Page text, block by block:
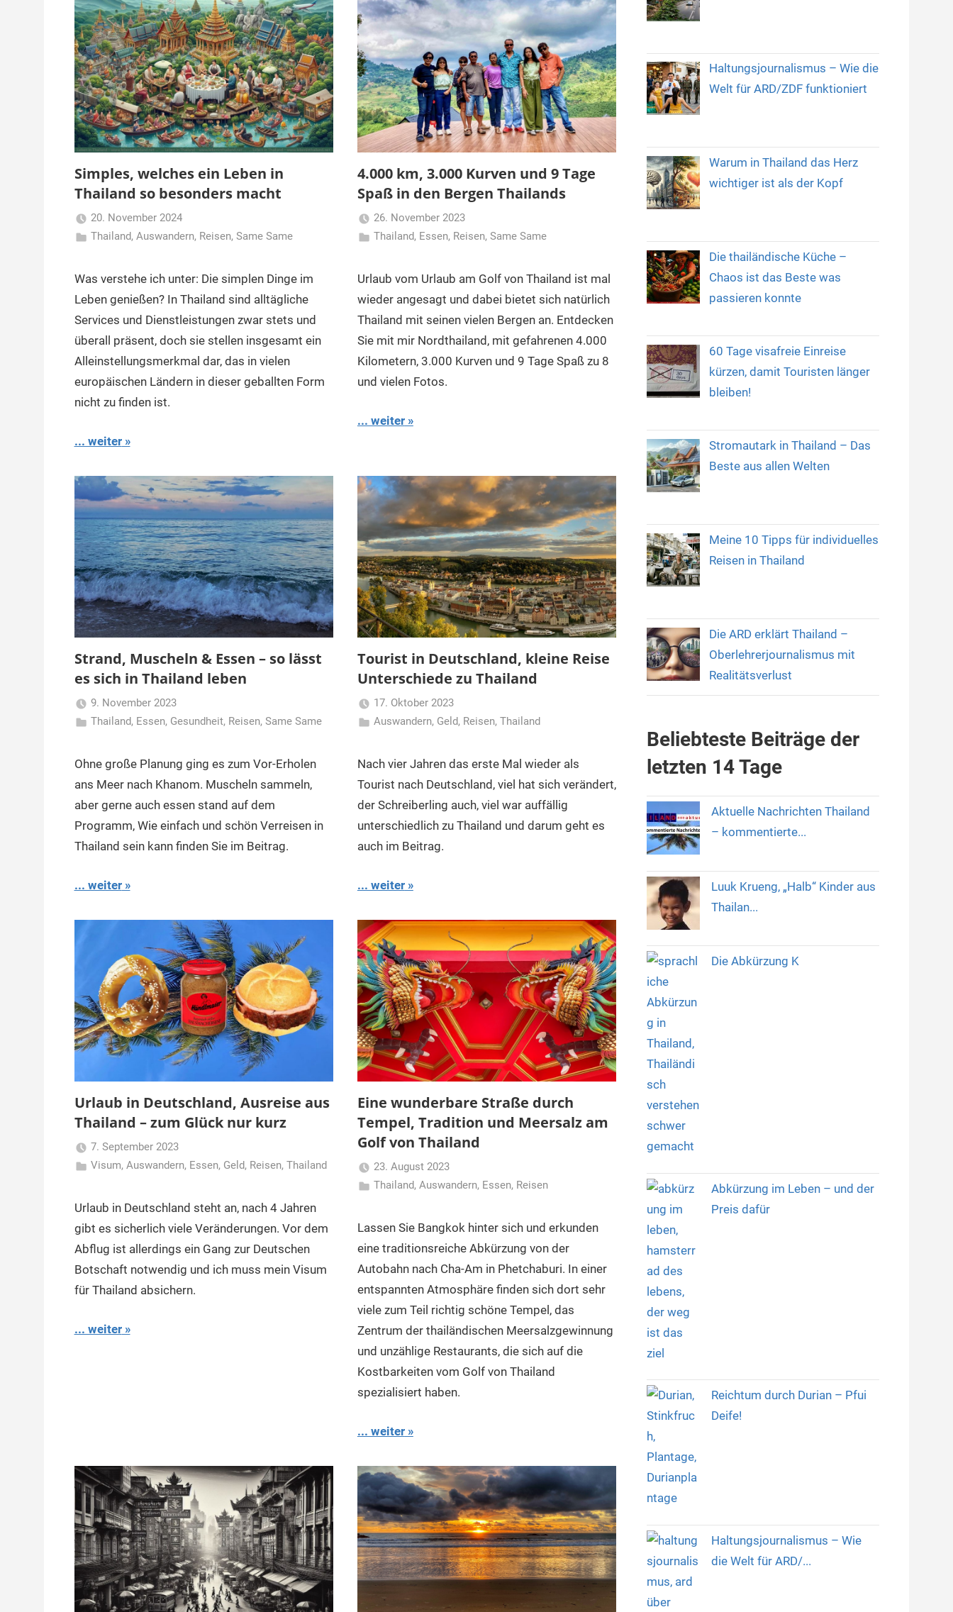
Simples, welches ein Leben in
Thailand so besonders macht
20. November 2024
Matt
Thailand, Auswandern, Reisen, Same Same
Was verstehe ich unter: Die simplen Dinge im
Leben genießen? In Thailand sind alltägliche
Services und Dienstleistungen zwar stets und
überall präsent, doch sie stellen insgesamt ein
Alleinstellungsmerkmal dar, das in vielen
europäischen Ländern in dieser geballten Form
nicht zu finden ist.
... weiter
4.000 km, 3.000 Kurven und 9 Tage
Spaß in den Bergen Thailands
26. November 2023
Matt
Thailand, Essen, Reisen,Same Same
Urlaub vom Urlaub am Golf von Thailand ist mal
wieder angesagt und dabei bietet sich natürlich
Thailand mit seinen vielen Bergen an. Entdecken
Sie mit mir Nordthailand, mit gefahrenen 4.000
Kilometern, 3.000 Kurven und 9 Tage Spaß zu 8
und vielen Fotos.
... weiter
Strand, Muscheln & Essen – so lässt
es sich in Thailand leben
9. November 2023
Matt
Thailand, Essen, Gesundheit, Reisen, Same Same
Ohne große Planung ging es zum Vor-Erholen
ans Meer nach Khanom. Muscheln sammeln,
aber gerne auch essen stand auf dem
Programm, Wie einfach und schön Verreisen in
Thailand sein kann finden Sie im Beitrag.
... weiter
Tourist in Deutschland, kleine Reise
Unterschiede zu Thailand
17. Oktober 2023
Matt
Auswandern, Geld, Reisen,Thailand
Nach vier Jahren das erste Mal wieder als
Tourist nach Deutschland, viel hat sich verändert,
der Schreiberling auch, viel war auffällig
unterschiedlich zu Thailand und darum geht es
auch im Beitrag.
... weiter
Urlaub in Deutschland, Ausreise aus
Thailand – zum Glück nur kurz
7. September 2023
Matt
Visum, Auswandern, Essen, Geld, Reisen, Thailand
Urlaub in Deutschland steht an, nach 4 Jahren
gibt es sicherlich viele Veränderungen. Vor dem
Abflug ist allerdings ein Gang zur Deutschen
Botschaft notwendig und ich muss mein Visum
für Thailand absichern.
... weiter
Eine wunderbare Straße durch
Tempel, Tradition und Meersalz am
Golf von Thailand
23. August 2023
Matt
Thailand,Auswandern, Essen, Reisen
Lassen Sie Bangkok hinter sich und erkunden
eine traditionsreiche Abkürzung von der
Autobahn nach Cha-Am in Phetchaburi. In einer
entspannten Atmosphäre finden sich dort sehr
viele zum Teil richtig schöne Tempel, das
Zentrum der thailändischen Meersalzgewinnung
und unzählige Restaurants, die sich auf die
Kostbarkeiten vom Golf von Thailand
spezialisiert haben.
... weiter
Haltungsjournalismus – Wie die
Welt für ARD/ZDF funktioniert
Warum in Thailand das Herz
wichtiger ist als der Kopf
Die thailändische Küche –
Chaos ist das Beste was
passieren konnte
60 Tage visafreie Einreise
kürzen, damit Touristen länger
bleiben!
Stromautark in Thailand – Das
Beste aus allen Welten
Meine 10 Tipps für individuelles
Reisen in Thailand
Die ARD erklärt Thailand –
Oberlehrerjournalismus mit
Realitätsverlust
Beliebteste Beiträge der
letzten 14 Tage
Aktuelle Nachrichten Thailand
– kommentierte...
Luuk Krueng, „Halb“ Kinder aus
Thailan...
Die Abkürzung K
Abkürzung im Leben – und der
Preis dafür
Reichtum durch Durian – Pfui
Deife!
Haltungsjournalismus – Wie
die Welt für ARD/...